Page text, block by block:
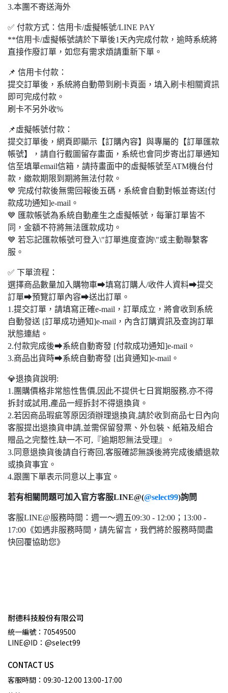
3.本團不寄送海外
✅ 付款方式：信用卡/虛擬帳號/LINE PAY
**信用卡/虛擬帳號請於下單後1天內完成付款，逾時系統將
直接作廢訂單，如您有需求煩請重新下單。
📌 信用卡付款：
提交訂單後，系統將自動帶到刷卡頁面，填入刷卡相關資訊
即可完成付款。
刷卡不另外收%
📌虛擬帳號付款：
提交訂單後，網頁即顯示【訂購內容】與專屬的【訂單匯款
帳號】，請自行截圖留存畫面，系統也會同步寄出訂單通知
信至填單email信箱，請持畫面中的虛擬帳號至ATM機台付
款，繳款期限到期將無法付款。
💙 完成付款後無需回報後五碼，系統會自動對帳並寄送[付
款成功通知]e-mail。
💙 匯款帳號為系統自動產生之虛擬帳號，每筆訂單皆不
同，金額不符將無法匯款成功。
💙 若忘記匯款帳號可登入\"訂單進度查詢\"或主動聯繫客
服。
✅ 下單流程：
選擇商品數量加入購物車➡填寫訂購人/收件人資料➡提交
訂單➡預覽訂單內容➡送出訂單。
1.提交訂單，請填寫正確e-mail，訂單成立，將會收到系統
自動發送 [訂單成功通知]e-mail，內含訂購資訊及查詢訂單
狀態連結。
2.付款完成後➡系統自動寄發 [付款成功通知]e-mail。
3.商品出貨時➡系統自動寄發 [出貨通知]e-mail。
💎退換貨說明:
1.團購價格非常態性售價,因此不提供七日賞期服務,亦不得
拆封或試用,產品一經拆封不得退換貨。
2.若因商品瑕疵等原因須辦理退換貨,請於收到商品七日內向
客服提出退換貨申請,並需保留發票、外包裝、紙箱及組合
贈品之完整性,缺一不可,『逾期恕無法受理』。
3.同意退換貨後請自行寄回,客服確認無誤後將完成後續退款
或換貨事宜。
4.跟團下單表示同意以上事宜。
若有相關問題可加入官方客服LINE@(@select99)詢問
客服LINE@服務時間：週一～週五09:30 - 12:00；13:00 -
17:00《如遇非服務時間，請先留言，我們將於服務時間盡
快回覆協助您》
耐德科技股份有限公司
統一編號：70549500
LINE@ID：@select99
CONTACT US
客服時間：09:30-12:00 13:00-17:00